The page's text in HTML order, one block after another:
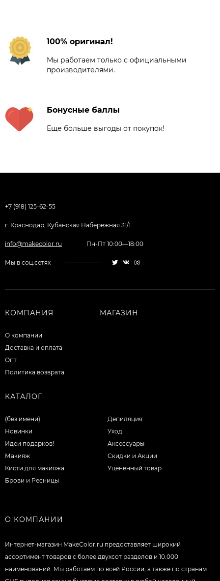
100% оригинал!
Мы работаем только с официальными
производителями.
Бонусные баллы
Еще больше выгоды от покупок!
+7 (918) 125-62-55
г. Краснодар, Кубанская Набережная 31/1
info@makecolor.ru Пн-Пт 10:00—18:00
Мы в соц.сетях
КОМПАНИЯ
О компании
Доставка и оплата
Опт
Политика возврата
МАГАЗИН
КАТАЛОГ
(без имени)
Новинки
Идеи подарков!
Макияж
Кисти для макияжа
Брови и Ресницы
Депиляция
Уход
Аксессуары
Скидки и Акции
Уцененный товар
О КОМПАНИИ
Интернет-магазин MakeColor.ru предоставляет широкий
ассортимент товаров c более двухсот разделов и 10.000
наименований. Мы работаем по всей России, а также по странам